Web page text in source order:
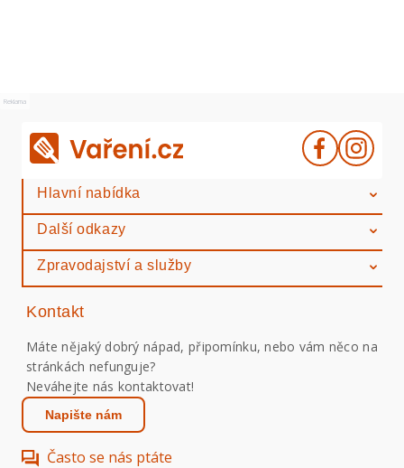
Reklama
Hlavní nabídka
Další odkazy
Zpravodajství a služby
Kontakt
Máte nějaký dobrý nápad, připomínku, nebo vám něco na
stránkách nefunguje?
Neváhejte nás kontaktovat!
Napište nám
Často se nás ptáte